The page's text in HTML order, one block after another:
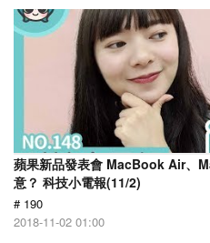
蘋果新品發表會 MacBook Air、
意？ 科技小電報(11/2)
# 190
2018-11-02 01:00